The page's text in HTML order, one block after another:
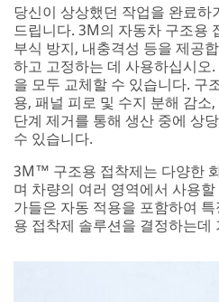
당신이 상상했던 작업을 완료
드립니다. 3M의 자동차 구조용
부식 방지, 내충격성 등을 제공
하고 고정하는 데 사용하십시오
을 모두 교체할 수 있습니다. 구
용, 패널 피로 및 수지 분해 감소
단계 제거를 통해 생산 중에 상
수 있습니다.
3M™ 구조용 접착제는 다양한
며 차량의 여러 영역에서 사용
가들은 자동 적용을 포함하여
용 접착제 솔루션을 결정하는데